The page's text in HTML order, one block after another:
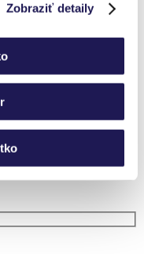
Zobraziť detaily
le semmiről.